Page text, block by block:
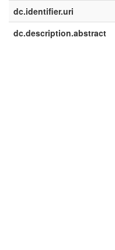
dc.identifier.uri
dc.description.abstract